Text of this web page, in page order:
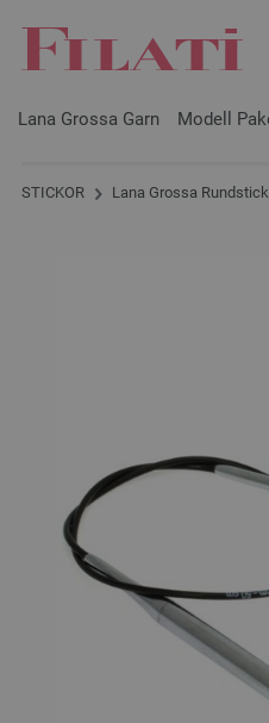
Lana Grossa Garn Modell
STICKOR Lana Grossa